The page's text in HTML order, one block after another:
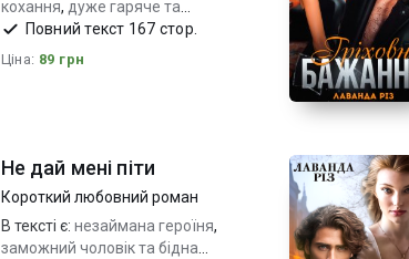
кохання, дуже гаряче та
емоційно,протистояння
характерів та інтриги
Повний текст 167 стор.
Ціна: 89 грн
Не дай мені піти
Короткий любовний роман
В тексті є: незаймана героїня,
заможний чоловік та бідна